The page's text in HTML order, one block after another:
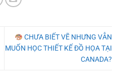
CHƯA BIẾT VẼ NHƯNG VẪN
MUỐN HỌC THIẾT KẾ ĐỒ HỌA TẠI
CANADA?